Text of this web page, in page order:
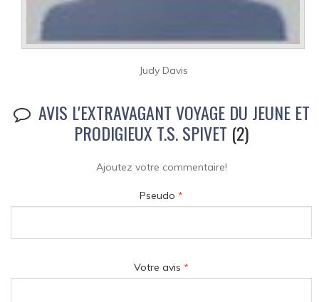
Judy Davis
AVIS L'EXTRAVAGANT VOYAGE DU JEUNE ET
PRODIGIEUX T.S. SPIVET (2)
Ajoutez votre commentaire!
Pseudo *
Votre avis *